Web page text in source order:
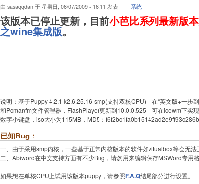
由 sasaqqdan 于 星期日, 06/07/2009 - 16:11 发表 系统
该版本已停止更新，目前小芭比系列最新版本
之wine集成版。
说明：基于Puppy 4.2.1 k2.6.25.16-smp(支持双核CPU)，在“英文版+一步
和Pcmanfm文件管理器，FlashPlayer更新到10.0.0.525，可在icewm下实
数字小键盘，iso大小为115MB，MD5：
已知Bug：
一、由于采用smp内核，一些基于正常内核版本的软件如vitualbox等会无法
二、Abiword在中文支持方面有不少Bug，请勿用来编辑保存MSWord专用格
如果想在单核CPU上试用该版本puppy，请参照F.A.Q结尾部分进行设置。